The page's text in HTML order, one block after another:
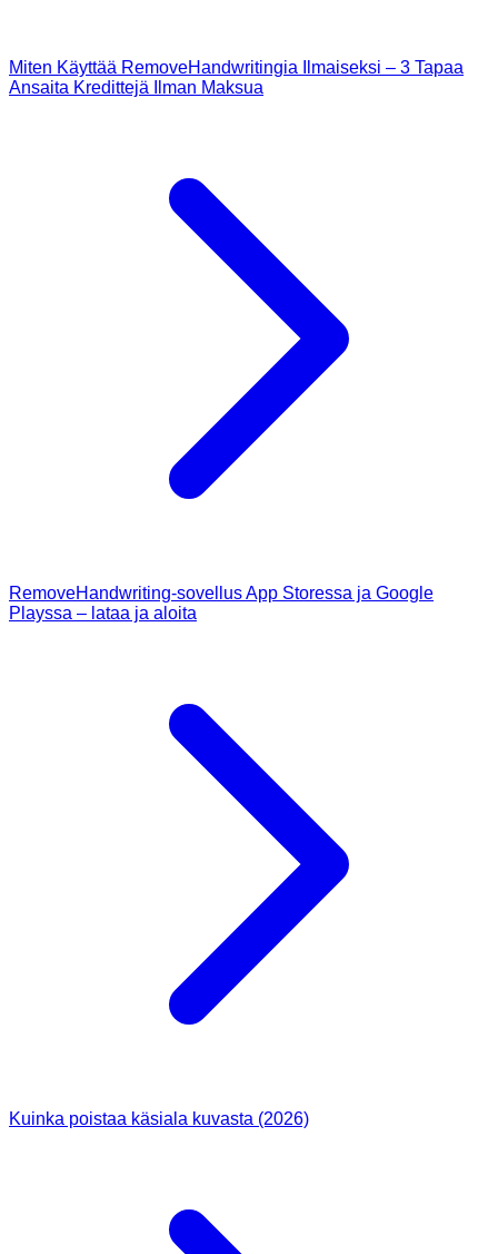
Miten Käyttää RemoveHandwritingia Ilmaiseksi – 3 Tapaa
Ansaita Kredittejä Ilman Maksua
RemoveHandwriting-sovellus App Storessa ja Google
Playssa – lataa ja aloita
Kuinka poistaa käsiala kuvasta (2026)